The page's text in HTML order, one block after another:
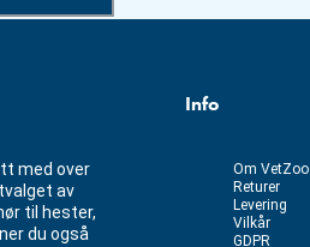
med over
av
til hester,
du også
Info
Om VetZoo
Returer
Levering
Vilkår
GDPR